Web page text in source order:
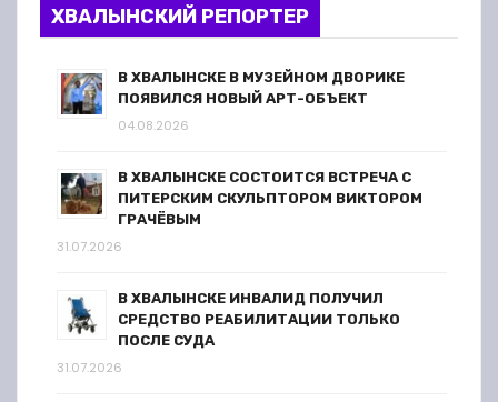
ХВАЛЫНСКИЙ РЕПОРТЕР
В ХВАЛЫНСКЕ В МУЗЕЙНОМ ДВОРИКЕ
ПОЯВИЛСЯ НОВЫЙ АРТ-ОБЪЕКТ
04.08.2026
В ХВАЛЫНСКЕ СОСТОИТСЯ ВСТРЕЧА С
ПИТЕРСКИМ СКУЛЬПТОРОМ ВИКТОРОМ
ГРАЧЁВЫМ
31.07.2026
В ХВАЛЫНСКЕ ИНВАЛИД ПОЛУЧИЛ
СРЕДСТВО РЕАБИЛИТАЦИИ ТОЛЬКО
ПОСЛЕ СУДА
31.07.2026